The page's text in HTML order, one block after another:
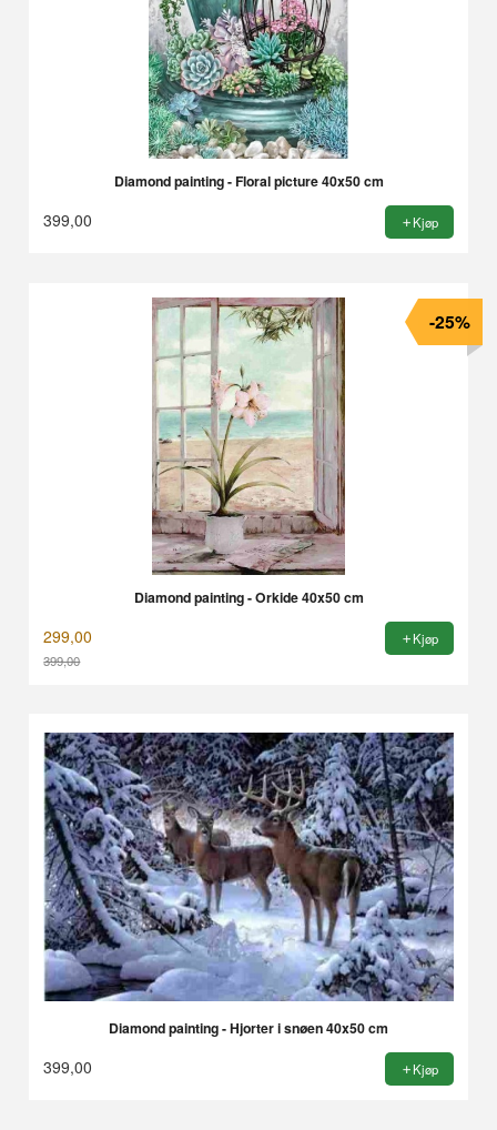
Diamond painting - Floral picture 40x50 cm
399,00 Kjøp
Diamond painting - Orkide 40x50 cm
299,00
399,00
-25%
Kjøp
Diamond painting - Hjorter i snøen 40x50 cm
399,00 Kjøp